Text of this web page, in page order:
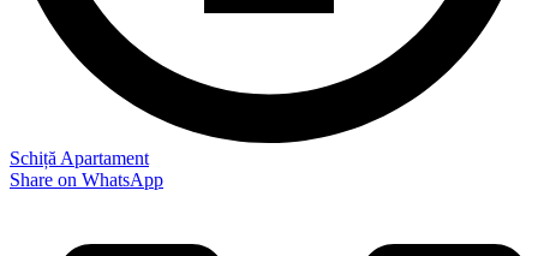
Schiță Apartament
Share on WhatsApp